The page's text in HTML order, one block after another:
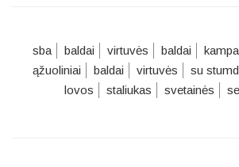
sba baldai virtuvės baldai
ąžuoliniai
baldai virtuvės
su
lovos
staliukas svetainės